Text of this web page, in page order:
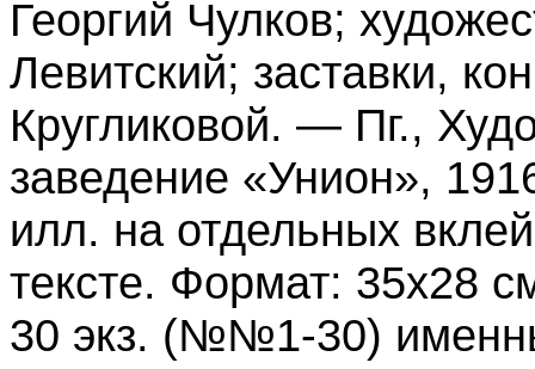
Георгий Чулков;
Левитский; заставки,
Кругликовой. — Пг.,
заведение «Унион»,
илл. на отдельных
тексте. Формат: 35x28
30 экз. (№№1-30)